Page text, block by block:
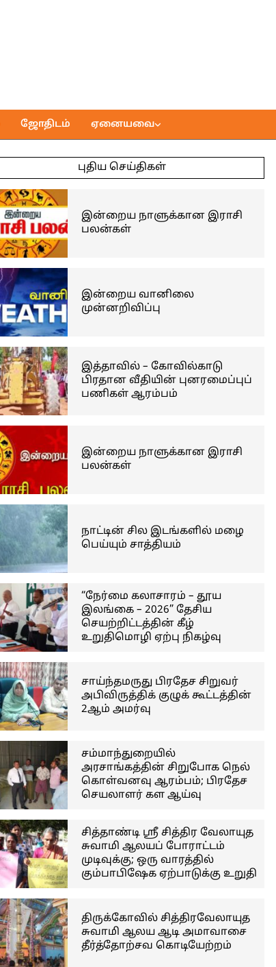
ஜோதிடம் ஏனையவை
புதிய செய்திகள்
இன்றைய நாளுக்கான இராசி
பலன்கள்
இன்றைய வானிலை
முன்னறிவிப்பு
இத்தாவில் – கோவில்காடு
பிரதான வீதியின் புனரமைப்புப்
பணிகள் ஆரம்பம்
இன்றைய நாளுக்கான இராசி
பலன்கள்
நாட்டின் சில இடங்களில் மழை
பெய்யும் சாத்தியம்
“நேர்மை கலாசாரம் – தூய
இலங்கை – 2026” தேசிய
செயற்றிட்டத்தின் கீழ்
உறுதிமொழி ஏற்பு நிகழ்வு
சாய்ந்தமருது பிரதேச சிறுவர்
அபிவிருத்திக் குழுக் கூட்டத்தின்
2ஆம் அமர்வு
சம்மாந்துறையில்
அரசாங்கத்தின் சிறுபோக நெல்
கொள்வனவு ஆரம்பம்; பிரதேச
செயலாளர் கள ஆய்வு
சித்தாண்டி ஸ்ரீ சித்திர வேலாயுத
சுவாமி ஆலயப் போராட்டம்
முடிவுக்கு; ஒரு வாரத்தில்
கும்பாபிஷேக ஏற்பாடுக்கு உறுதி
திருக்கோவில் சித்திரவேலாயுத
சுவாமி ஆலய ஆடி அமாவாசை
தீர்த்தோற்சவ கொடியேற்றம்